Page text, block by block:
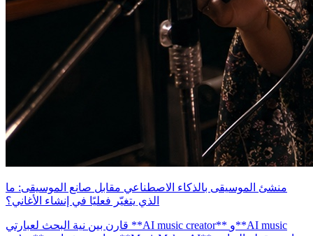
منشئ الموسيقى بالذكاء الاصطناعي مقابل صانع الموسيقى: ما
الذي يتغيّر فعليًا في إنشاء الأغاني؟
قارن بين نية البحث لعبارتي **AI music creator** و**AI music